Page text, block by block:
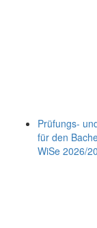
Prüfungs-
für den
WiSe 2026/